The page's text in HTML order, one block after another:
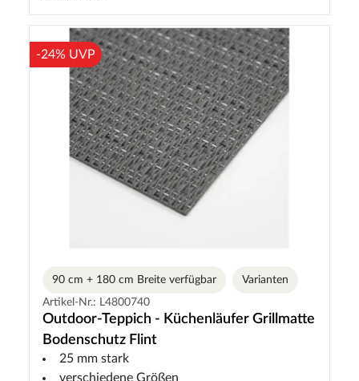
-24% UVP
90 cm + 180 cm Breite verfügbar
Varianten
Artikel-Nr.: L4800740
Outdoor-Teppich - Küchenläufer Grillmatte
Bodenschutz Flint
25 mm stark
verschiedene Größen